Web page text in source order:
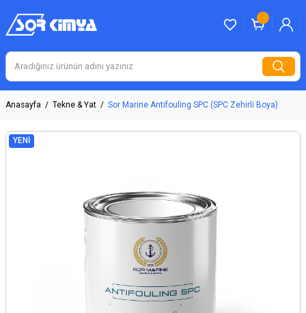
Anasayfa Tekne & Yat Sor Marine Antifouling SPC (SPC Zehirli Boya)
YENİ